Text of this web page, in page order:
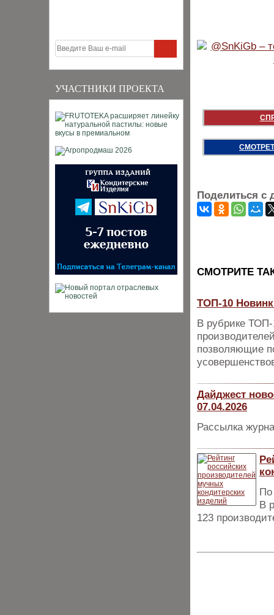
УЧАСТНИКИ ПРОЕКТА
Поделиться с
CМОТРИТЕ
ТОП-10
В рубрике
позволяющие
Дайджест
07.04.2026
Рассылка
По
В
123